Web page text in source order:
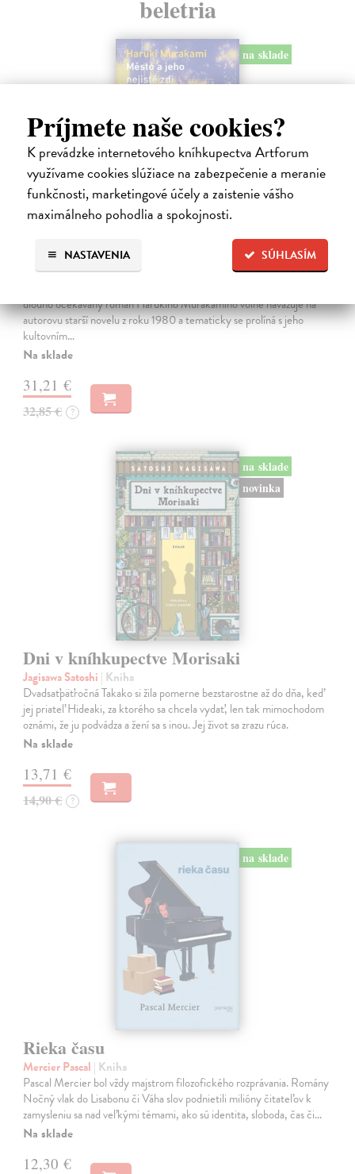
Príjmete naše cookies?
K prevádzke internetového kníhkupectva Artforum
využívame cookies slúžiace na zabezpečenie a meranie
funkčnosti, marketingové účely a zaistenie vášho
maximálneho pohodlia a spokojnosti.
SÚHLASÍM
NASTAVENIA
beletria
na sklade
Město a jeho nejisté zdi
Murakami Haruki| Kniha
dlouho očekávaný román Harukiho Murakamiho volně navazuje na
autorovu starší novelu z roku 1980 a tematicky se prolíná s jeho
kultovním…
Na sklade
31,21 €
32,85 € ?
na sklade
novinka
Dni v kníhkupectve Morisaki
Jagisawa Satoshi | Kniha
Dvadsaťpäťročná Takako si žila pomerne bezstarostne až do dňa, keď
jej priateľ Hideaki, za ktorého sa chcela vydať, len tak mimochodom
oznámi, že ju podvádza a žení sa s inou. Jej život sa zrazu rúca.
Na sklade
13,71 €
14,90 € ?
na sklade
Rieka času
Mercier Pascal | Kniha
Pascal Mercier bol vždy majstrom filozofického rozprávania. Romány
Nočný vlak do Lisabonu či Váha slov podnietili milióny čitateľov k
zamysleniu sa nad veľkými témami, ako sú identita, sloboda, čas či…
Na sklade
12,30 €